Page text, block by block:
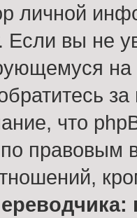
личной
Если вы не
что
правовым